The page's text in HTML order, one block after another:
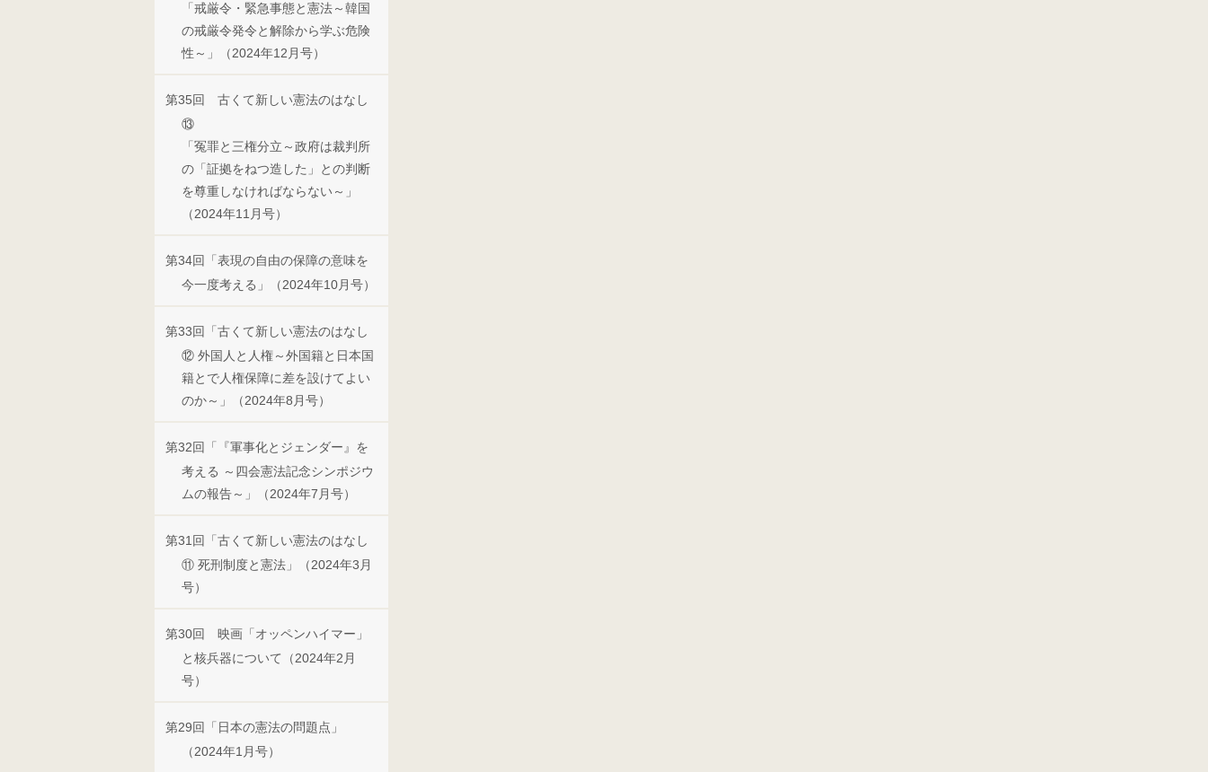
「戒厳令・緊急事態と憲法～韓国
の戒厳令発令と解除から学ぶ危険
性～」（2024年12月号）
第35回 古くて新しい憲法のはなし
⑬
「冤罪と三権分立～政府は裁判所
の「証拠をねつ造した」との判断
を尊重しなければならない～」
（2024年11月号）
第34回「表現の自由の保障の意味を
今一度考える」（2024年10月号）
第33回「古くて新しい憲法のはなし
⑫ 外国人と人権～外国籍と日本国
籍とで人権保障に差を設けてよい
のか～」（2024年8月号）
第32回「『軍事化とジェンダー』を
考える ～四会憲法記念シンポジウ
ムの報告～」（2024年7月号）
第31回「古くて新しい憲法のはなし
⑪ 死刑制度と憲法」（2024年3月
号）
第30回 映画「オッペンハイマー」
と核兵器について（2024年2月
号）
第29回「日本の憲法の問題点」
（2024年1月号）